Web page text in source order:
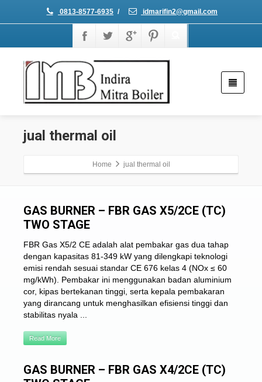
0813-8577-6935 / idmarifin2@gmail.com
jual thermal oil
Home jual thermal oil
GAS BURNER – FBR GAS X5/2CE (TC)
TWO STAGE
FBR Gas X5/2 CE adalah alat pembakar gas dua tahap
dengan kapasitas 81-349 kW yang dilengkapi teknologi
emisi rendah sesuai standar CE 676 kelas 4 (NOx ≤ 60
mg/kWh). Pembakar ini menggunakan badan aluminium
cor, kipas bertekanan tinggi, serta kepala pembakaran
yang dirancang untuk menghasilkan efisiensi tinggi dan
stabilitas nyala ...
Read More
GAS BURNER – FBR GAS X4/2CE (TC)